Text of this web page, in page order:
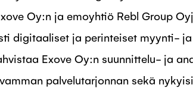
Oy:n ja emoyhtiö Rebl Group
digitaaliset ja perinteiset myynti- ja
Exove Oy:n suunnittelu- ja
palvelutarjonnan sekä